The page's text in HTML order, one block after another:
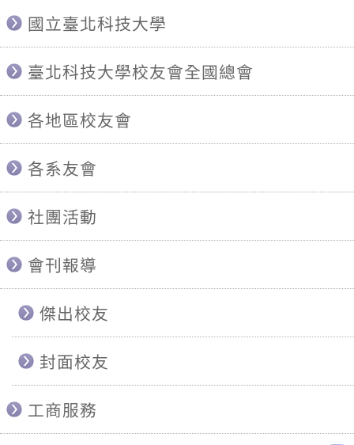
國立臺北科技大學
臺北科技大學校友會全國總會
各地區校友會
各系友會
社團活動
會刊報導
傑出校友
封面校友
工商服務